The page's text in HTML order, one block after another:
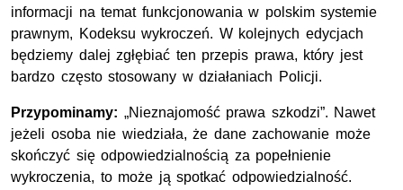
informacji na temat funkcjonowania w polskim systemie
prawnym, Kodeksu wykroczeń. W kolejnych edycjach
będziemy dalej zgłębiać ten przepis prawa, który jest
bardzo często stosowany w działaniach Policji.
Przypominamy: „Nieznajomość prawa szkodzi”. Nawet
jeżeli osoba nie wiedziała, że dane zachowanie może
skończyć się odpowiedzialnością za popełnienie
wykroczenia, to może ją spotkać odpowiedzialność.